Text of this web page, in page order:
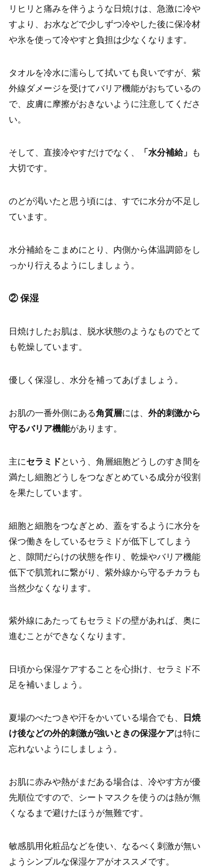
リヒリと痛みを伴うような日焼けは、急激に冷や
すより、お水などで少しずつ冷やした後に保冷材
や氷を使って冷やすと負担は少なくなります。
タオルを冷水に濡らして拭いても良いですが、紫
外線ダメージを受けてバリア機能がおちているの
で、皮膚に摩擦がおきないように注意してくださ
い。
そして、直接冷やすだけでなく、 「水分補給」
も
大切です。
のどが渇いたと思う頃には、すでに水分が不足し
ています。
水分補給をこまめにとり、内側から体温調節をし
っかり行えるようにしましょう。
② 保湿
日焼けしたお肌は、脱水状態のようなものでとて
も乾燥しています。
優しく保湿し、水分を補ってあげましょう。
お肌の一番外側にある角質層には、 外的刺激から
守るバリア機能があります。
主にセラミド という、角層細胞どうしのすき間を
満たし細胞どうしをつなぎとめている成分が役割
を果たしています。
細胞と細胞をつなぎとめ、蓋をするように水分を
保つ働きをしているセラミドが低下してしまう
と、隙間だらけの状態を作り、乾燥やバリア機能
低下で肌荒れに繋がり、紫外線から守るチカラも
当然少なくなります。
紫外線にあたってもセラミドの壁があれば、奥に
進むことができなくなります。
日頃から保湿ケアすることを心掛け、セラミド不
足を補いましょう。
夏場のべたつきや汗をかいている場合でも、
日焼
け後などの外的刺激が強いときの保湿ケアは特に
忘れないようにしましょう。
お肌に赤みや熱がまだある場合は、冷やす方が優
先順位ですので、シートマスクを使うのは熱が無
くなるまで避けたほうが無難です。
敏感肌用化粧品などを使い、なるべく刺激が無い
ようシンプルな保湿ケアがオススメです。